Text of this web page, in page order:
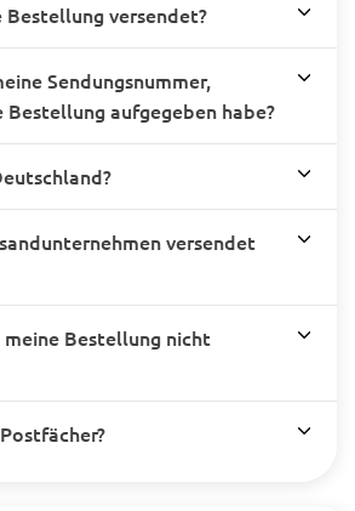
Bestellung versendet?
Sendungsnummer,
Bestellung aufgegeben habe?
versendet
meine Bestellung nicht